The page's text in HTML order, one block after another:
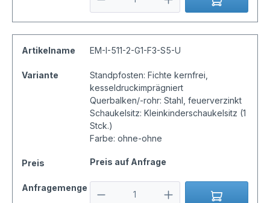
Artikelname EM-I-511-2-G1-F3-S5-U
Variante
Standpfosten: Fichte kernfrei,
kesseldruckimprägniert
Querbalken/-rohr: Stahl, feuerverzinkt
Schaukelsitz: Kleinkinderschaukelsitz (1
Stck.)
Farbe: ohne-ohne
Preis Preis auf Anfrage
Anfragemenge